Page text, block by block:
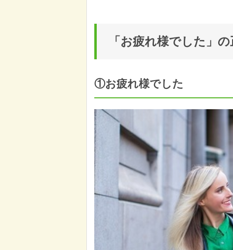
「お疲れ様でした」
①お疲れ様でした